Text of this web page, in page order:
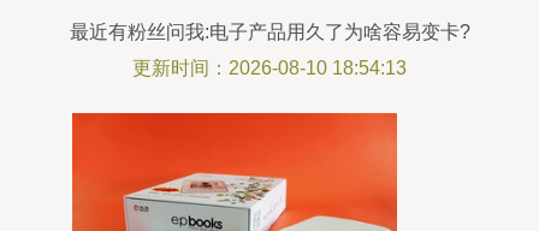
最近有粉丝问我:电子产品用久了为啥容易变卡?
更新时间：2026-08-10 18:54:13